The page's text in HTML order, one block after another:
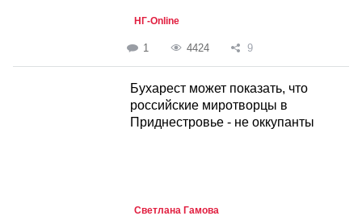
НГ-Online
1 4424 9
Бухарест может показать, что
российские миротворцы в
Приднестровье - не оккупанты
Светлана Гамова